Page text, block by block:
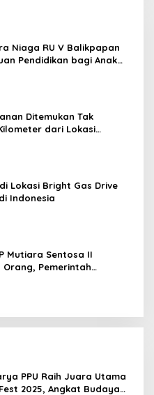
Niaga RU V Balikpapan
Pendidikan bagi Anak
Ditemukan Tak
dari Lokasi
Lokasi Bright Gas Drive
Indonesia
Mutiara Sentosa II
Orang, Pemerintah
PPU Raih Juara Utama
2025, Angkat Budaya